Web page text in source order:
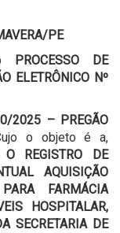
PE
PROCESSO DE
ELETRÔNICO Nº
2025 – PREGÃO
o objeto é a,
REGISTRO DE
AQUISIÇÃO
FARMÁCIA
HOSPITALAR,
SECRETARIA DE